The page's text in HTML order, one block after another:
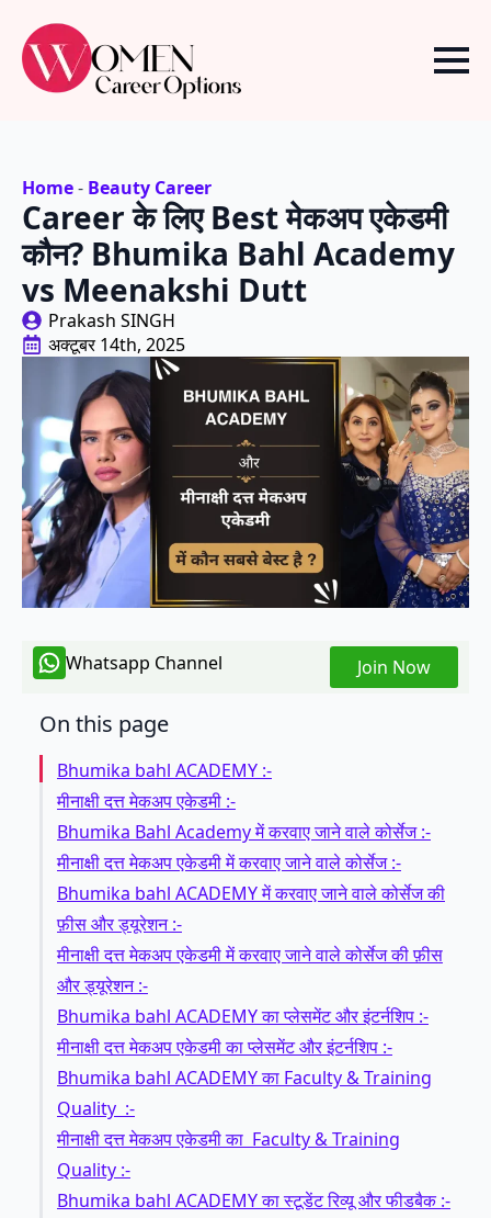
Home- Beauty Career
Career के लिए Best मेकअप एकेडमी
कौन? Bhumika Bahl Academy
vs Meenakshi Dutt
Prakash SINGH
अक्टूबर 14th, 2025
Whatsapp Channel Join Now
On this page
Bhumika bahl ACADEMY :-
मीनाक्षी दत्त मेकअप एकेडमी :-
Bhumika Bahl Academy में करवाए जाने वाले कोर्सेज :-
मीनाक्षी दत्त मेकअप एकेडमी में करवाए जाने वाले कोर्सेज :-
Bhumika bahl ACADEMY में करवाए जाने वाले कोर्सेज की
फ़ीस और ड्यूरेशन :-
मीनाक्षी दत्त मेकअप एकेडमी में करवाए जाने वाले कोर्सेज की फ़ीस
और ड्यूरेशन :-
Bhumika bahl ACADEMY का प्लेसमेंट और इंटर्नशिप :-
मीनाक्षी दत्त मेकअप एकेडमी का प्लेसमेंट और इंटर्नशिप :-
Bhumika bahl ACADEMY का Faculty & Training
Quality :-
मीनाक्षी दत्त मेकअप एकेडमी का Faculty & Training
Quality :-
Bhumika bahl ACADEMY का स्टूडेंट रिव्यू और फीडबैक :-